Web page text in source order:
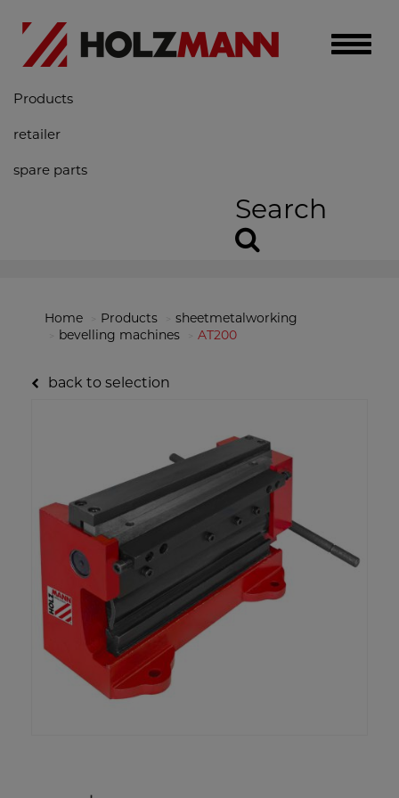
Toggle
Products
retailer
spare parts
Search
Home Products
sheetmetalworking
bevelling machines
AT200
back to selection